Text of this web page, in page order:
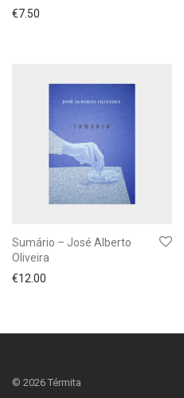
€7.50
Sumário – José Alberto
Oliveira
€12.00
© 2026 Térmita